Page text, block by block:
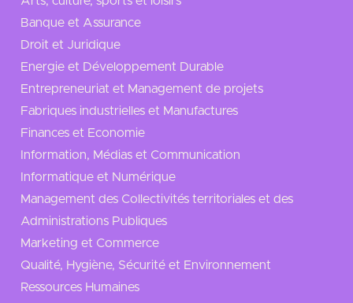
Banque et Assurance
Droit et Juridique
Energie et Développement Durable
Entrepreneuriat et Management de projets
Fabriques industrielles et Manufactures
Finances et Economie
Information, Médias et Communication
Informatique et Numérique
Management des Collectivités territoriales et des
Administrations Publiques
Marketing et Commerce
Qualité, Hygiène, Sécurité et Environnement
Ressources Humaines